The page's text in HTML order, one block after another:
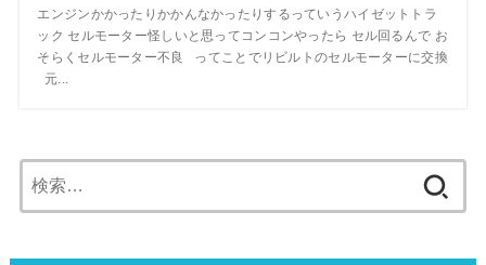
エンジンかかったりかかんなかったりするっていうハイゼットトラ
ック セルモーター怪しいと思ってコンコンやったら セル回るんで お
そらくセルモーター不良 ってことでリビルトのセルモーターに交換
元...
索: